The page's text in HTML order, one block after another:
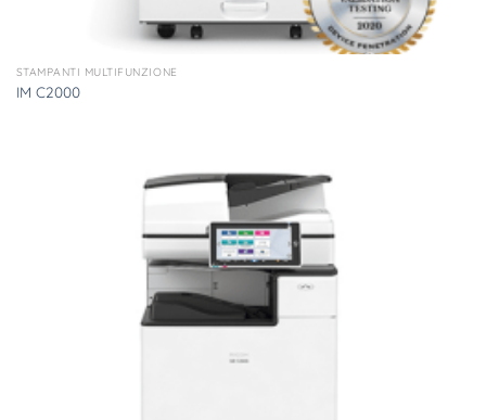
STAMPANTI MULTIFUNZIONE
IM C2000